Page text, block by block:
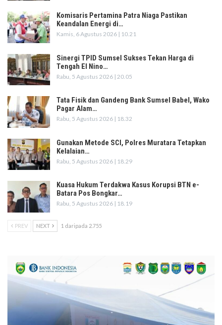
Komisaris Pertamina Patra Niaga Pastikan
Keandalan Energi di…
Kamis, 6 Agustus 2026 | 10.21
Sinergi TPID Sumsel Sukses Tekan Harga di
Tengah El Nino…
Rabu, 5 Agustus 2026 | 20.05
Tata Fisik dan Gandeng Bank Sumsel Babel, Wako
Pagar Alam…
Rabu, 5 Agustus 2026 | 18.32
Gunakan Metode SCI, Polres Muratara Tetapkan
Kelalaian…
Rabu, 5 Agustus 2026 | 18.29
Kuasa Hukum Terdakwa Kasus Korupsi BTN e-
Batara Pos Bongkar…
Rabu, 5 Agustus 2026 | 18.19
PREV NEXT 1 daripada 2.755